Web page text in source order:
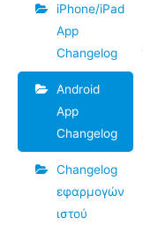
iPhone/iPad
App
Changelog
Android
App
Changelog
Changelog
εφαρμογών
ιστού